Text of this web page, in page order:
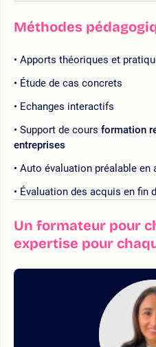
Méthodes
Apports théoriques et
Étude de cas concrets
Echanges interactifs
Support de cours formation
entreprises
Auto évaluation préalable
Évaluation des acquis en fin
Un formateur pour
expertise pour